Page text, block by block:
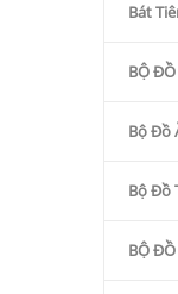
Bát
BỘ
Bộ Đồ
Bộ Đồ
BỘ